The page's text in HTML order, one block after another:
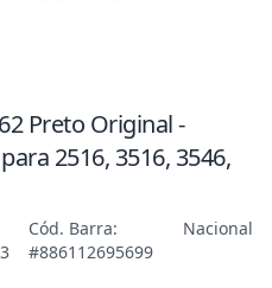
Preto Original -
2516, 3516, 3546,
Cód. Barra:
#886112695699
Nacional